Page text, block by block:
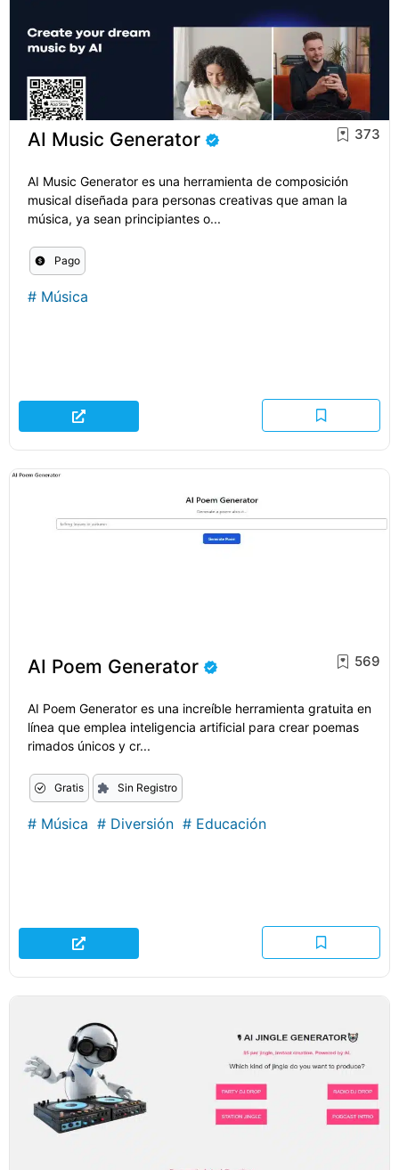
AI Music Generator 373
AI Music Generator es una herramienta de composición
musical diseñada para personas creativas que aman la
música, ya sean principiantes o...
Pago
# Música
AI Poem Generator 569
AI Poem Generator es una increíble herramienta gratuita en
línea que emplea inteligencia artificial para crear poemas
rimados únicos y cr...
Gratis Sin Registro
# Música # Diversión # Educación